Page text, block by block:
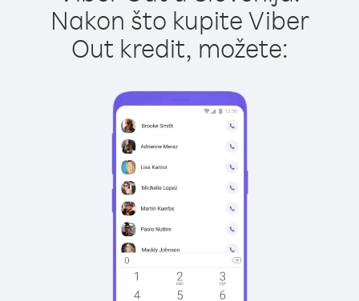
Nakon što kupite Viber
Out kredit, možete: